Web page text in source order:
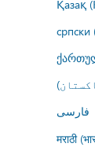
Қазақ
српски
فارسى
मराठी